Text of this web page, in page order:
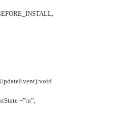
+"\n";